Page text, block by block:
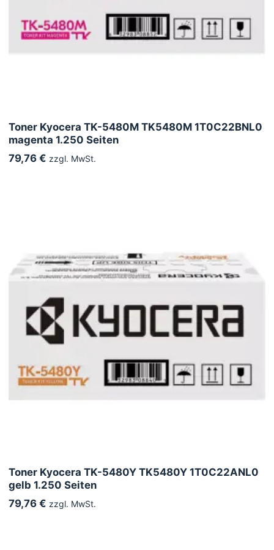
Toner Kyocera TK-5480M TK5480M 1T0C22BNL0
magenta 1.250 Seiten
79,76 € zzgl. MwSt.
Toner Kyocera TK-5480Y TK5480Y 1T0C22ANL0
gelb 1.250 Seiten
79,76 € zzgl. MwSt.